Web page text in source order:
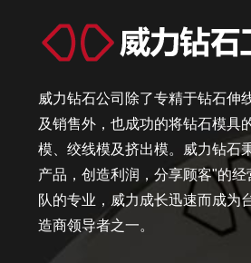
威力钻石公司除了专精于钻石伸
及销售外，也成功的将钻石模具
模、绞线模及挤出模。威力钻石
产品，创造利润，分享顾客"的经
队的专业，威力成长迅速而成为
造商领导者之一。